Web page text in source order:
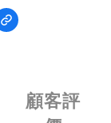
顧客評